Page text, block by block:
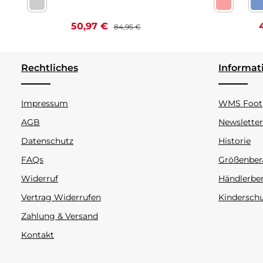
Nappa bianco Kaltfutter
Verkaufspreis:
50,97 € Regulärer Preis:
84,95 €
Celeste
Rechtliches
Impressum
AGB
Datenschutz
FAQs
Widerruf
Vertrag Widerrufen
Zahlung & Versand
Kontakt
WMS
Newsletter
Historie